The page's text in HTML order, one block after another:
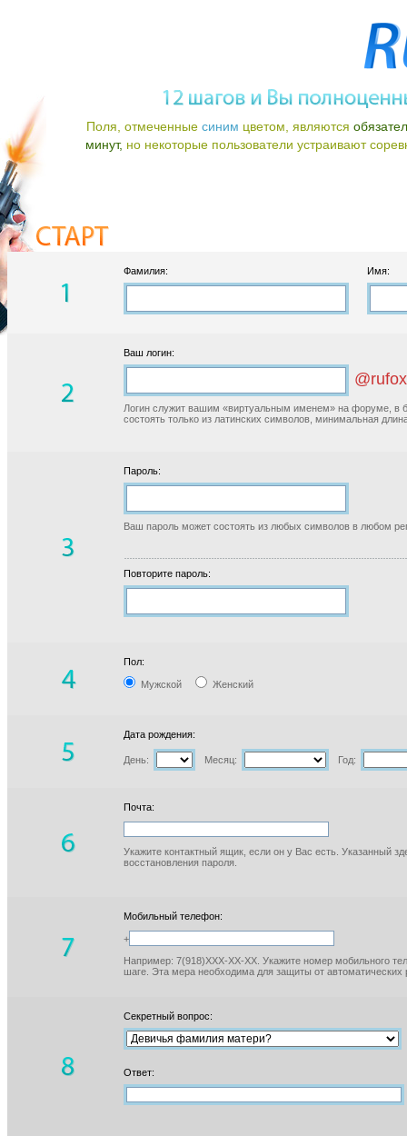
Поля, отмеченные синим цветом, являются
минут, но некоторые пользователи устраивают
Фамилия: Имя:
Ваш логин:
Логин служит вашим «виртуальным именем» на форуме, в
состоять только из латинских символов, минимальная
Пароль:
Ваш пароль может состоять из любых символов в любом
Повторите пароль:
Пол:
Мужской Женский
Дата рождения:
День: Месяц: Год:
Почта:
Укажите контактный ящик, если он у Вас есть. Указанный
восстановления пароля.
Мобильный телефон:
+
Например: 7(918)XXX-XX-XX. Укажите номер мобильного
шаге. Эта мера необходима для защиты от автоматических
Секретный вопрос:
Ответ: